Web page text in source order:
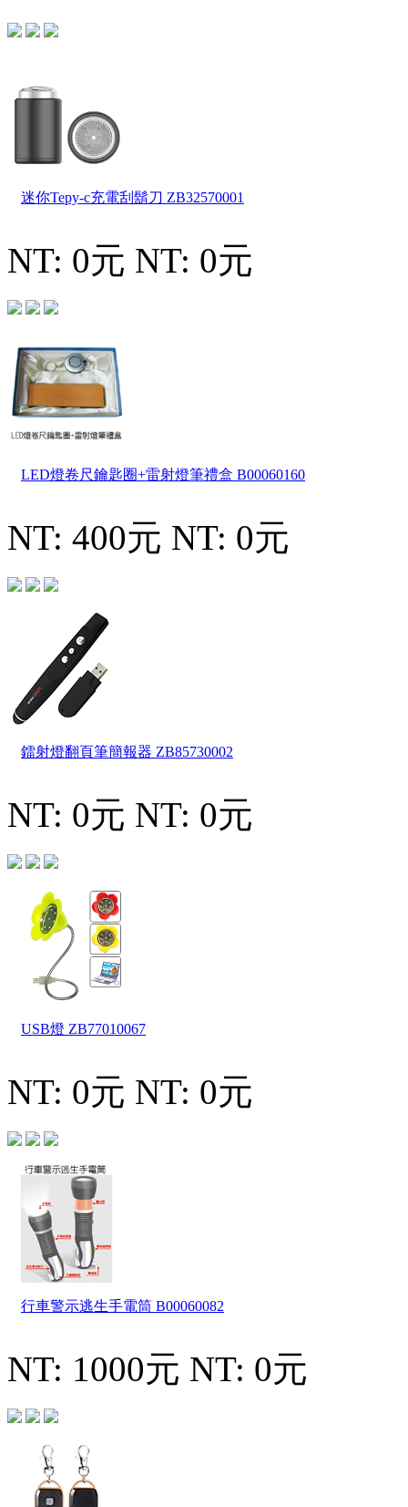
迷你Tepy-c充電刮鬍刀 ZB32570001
NT: 0元 NT: 0元
LED燈卷尺鑰匙圈+雷射燈筆禮盒 B00060160
NT: 400元 NT: 0元
鐳射燈翻頁筆簡報器 ZB85730002
NT: 0元 NT: 0元
USB燈 ZB77010067
NT: 0元 NT: 0元
行車警示逃生手電筒 B00060082
NT: 1000元 NT: 0元